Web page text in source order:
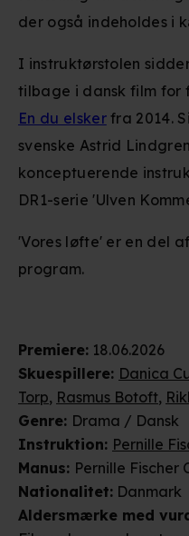
Premiere: 18.06.2026
Skuespillere: Danica
Torp, Rasmus Botoft,
Genre: Drama / Dansk
Instruktion: Pernille
Manus: Pernille Fischer
Nationalitet: Danmark
Aldersmærke med
der også indeholdes i
I instruktørstolen
tilbage i dansk film for
En du elskerfra 2014.
svenske Astrid
konceptuerende
DR1-serie 'Ulven
'Vores løfte' er en del
program.